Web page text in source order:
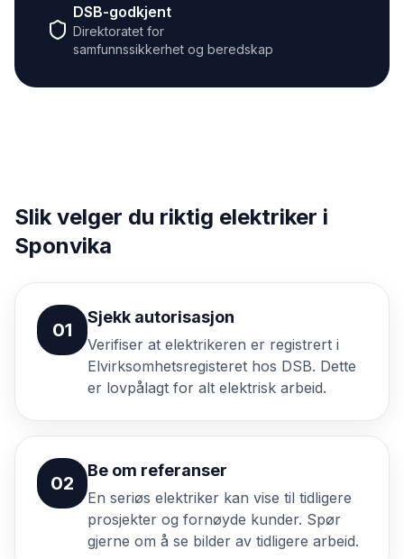
DSB-godkjent
Direktoratet for
samfunnssikkerhet og beredskap
Slik velger du riktig elektriker i
Sponvika
01
Sjekk autorisasjon
Verifiser at elektrikeren er registrert i
Elvirksomhetsregisteret hos DSB. Dette
er lovpålagt for alt elektrisk arbeid.
02
Be om referanser
En seriøs elektriker kan vise til tidligere
prosjekter og fornøyde kunder. Spør
gjerne om å se bilder av tidligere arbeid.